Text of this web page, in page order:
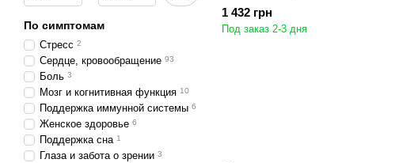
1 432 грн
Под заказ 2-3 дня
По симптомам
Стресс 2
Сердце, кровообращение 93
Боль 3
Мозг и когнитивная функция 10
Поддержка иммунной системы 6
Женское здоровье 6
Поддержка сна 1
Глаза и забота о зрении 3